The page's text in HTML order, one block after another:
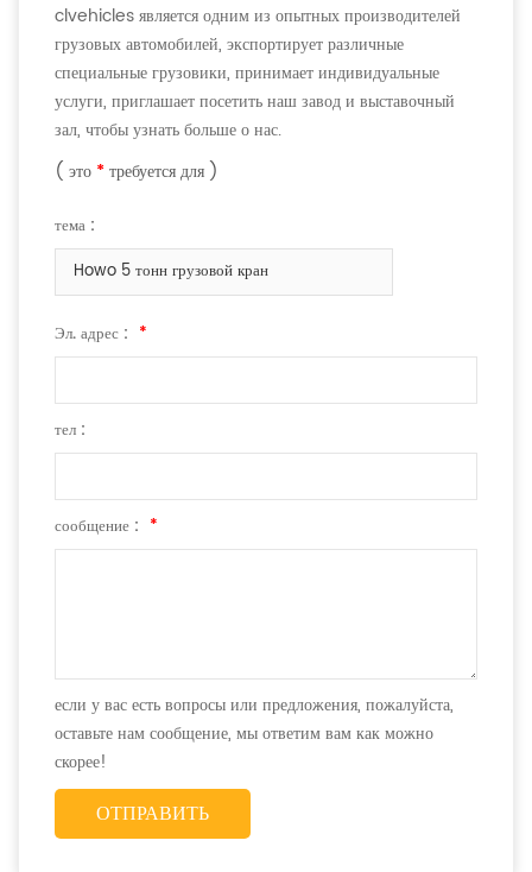
clvehicles является одним из опытных производителей
грузовых автомобилей, экспортирует различные
специальные грузовики, принимает индивидуальные
услуги, приглашает посетить наш завод и выставочный
зал, чтобы узнать больше о нас.
( это * требуется для )
тема :
Howo 5 тонн грузовой кран
Эл. адрес : *
тел :
сообщение : *
если у вас есть вопросы или предложения, пожалуйста,
оставьте нам сообщение, мы ответим вам как можно
скорее!